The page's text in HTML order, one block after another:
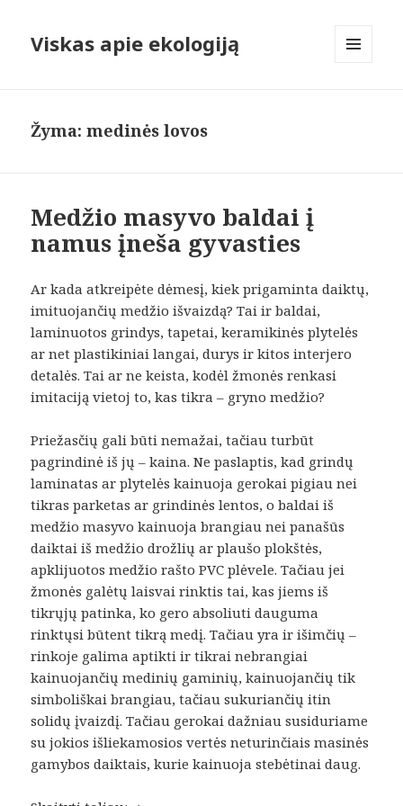
Viskas apie ekologiją
Žyma:medinės lovos
Medžio masyvo baldai į
namus įneša gyvasties
Ar kada atkreipėte dėmesį, kiek prigaminta daiktų,
imituojančių medžio išvaizdą? Tai ir baldai,
laminuotos grindys, tapetai, keramikinės plytelės
ar net plastikiniai langai, durys ir kitos interjero
detalės. Tai ar ne keista, kodėl žmonės renkasi
imitaciją vietoj to, kas tikra – gryno medžio?
Priežasčių gali būti nemažai, tačiau turbūt
pagrindinė iš jų – kaina. Ne paslaptis, kad grindų
laminatas ar plytelės kainuoja gerokai pigiau nei
tikras parketas ar grindinės lentos, o baldai iš
medžio masyvo kainuoja brangiau nei panašūs
daiktai iš medžio drožlių ar plaušo plokštės,
apklijuotos medžio rašto PVC plėvele. Tačiau jei
žmonės galėtų laisvai rinktis tai, kas jiems iš
tikrųjų patinka, ko gero absoliuti dauguma
rinktųsi būtent tikrą medį. Tačiau yra ir išimčių –
rinkoje galima aptikti ir tikrai nebrangiai
kainuojančių medinių gaminių, kainuojančių tik
simboliškai brangiau, tačiau sukuriančių itin
solidų įvaizdį. Tačiau gerokai dažniau susiduriame
su jokios išliekamosios vertės neturinčiais masinės
gamybos daiktais, kurie kainuoja stebėtinai daug.